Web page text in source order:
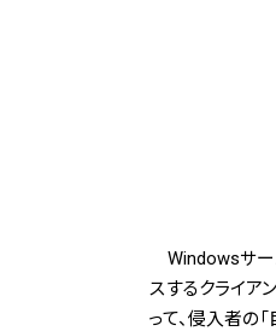
Windowsサー
スするクライア
って、侵入者の